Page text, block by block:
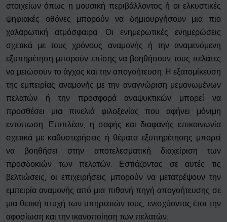
στοιχείων όπως η μουσική περιβάλλοντος ή οι ελκυστικές
ψηφιακές οθόνες μπορούν να δημιουργήσουν μια πιο
χαλαρωτική ατμόσφαιρα. Οι ενημερωτικές ενημερώσεις
σχετικά με τους χρόνους αναμονής ή την αναμενόμενη
εξυπηρέτηση μπορούν επίσης να βοηθήσουν τους πελάτες
να μειώσουν το άγχος και την απογοήτευση. Η εξατομίκευση
της εμπειρίας αναμονής με την αναγνώριση μεμονωμένων
πελατών ή την προσφορά αναψυκτικών μπορεί να
προσθέσει μια πινελιά φιλοξενίας που αφήνει μόνιμη
εντύπωση. Επιπλέον, η σαφής και διαφανής επικοινωνία
σχετικά με καθυστερήσεις ή θέματα εξυπηρέτησης μπορεί
να βοηθήσει στην αποτελεσματική διαχείριση των
προσδοκιών των πελατών. Εστιάζοντας σε αυτές τις
βελτιώσεις, οι επιχειρήσεις μπορούν να μετατρέψουν την
εμπειρία αναμονής από μια πιθανή πηγή απογοήτευσης σε
μια θετική πτυχή των υπηρεσιών τους, ενισχύοντας έτσι την
αφοσίωση και την ικανοποίηση των πελατών.